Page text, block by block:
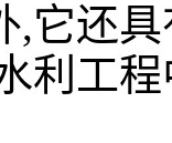
,它还
利工